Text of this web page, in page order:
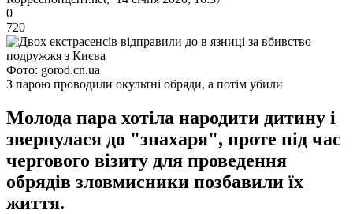
0
720
Фото: gorod.cn.ua
З парою проводили окультні обряди, а потім убили
Молода пара хотіла народити дитину і
звернулася до "знахаря", проте під час
чергового візиту для проведення
обрядів зловмисники позбавили їх
життя.